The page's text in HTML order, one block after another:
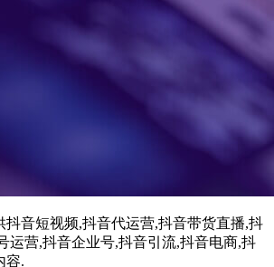
抖音短视频,抖音代运营,抖音带货直播,抖
运营,抖音企业号,抖音引流,抖音电商,抖
容.